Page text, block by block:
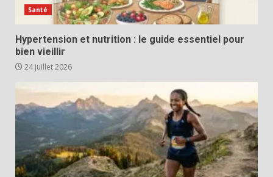
Santé
Hypertension et nutrition : le guide essentiel pour
bien vieillir
24 juillet 2026